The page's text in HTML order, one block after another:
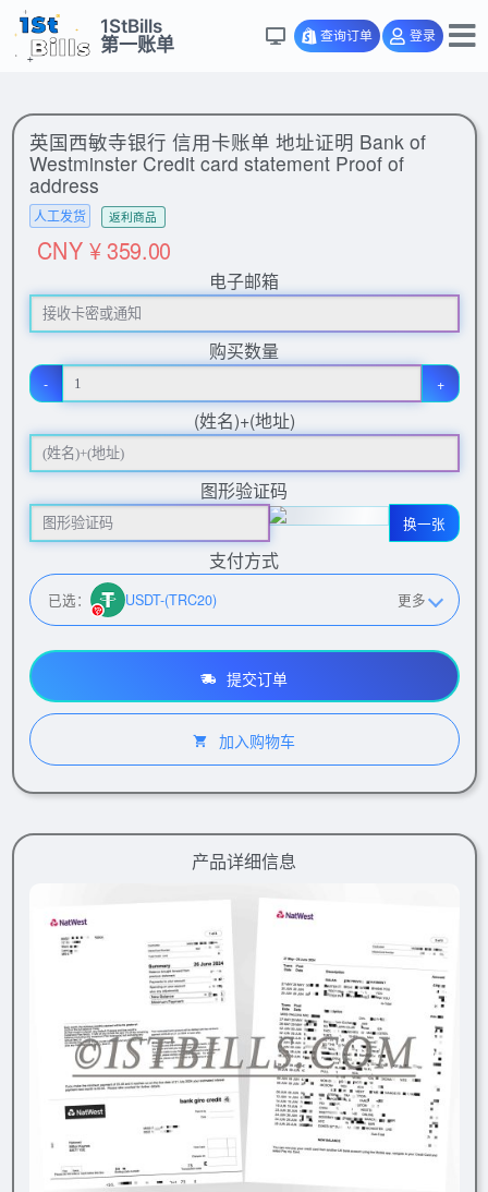
1StBills
第一账单
查询订单 登录
英国西敏寺银行 信用卡账单 地址证明 Bank of
Westminster Credit card statement Proof of
address
人工发货 返利商品
CNY ¥ 359.00
电子邮箱
购买数量
- +
(姓名)+(地址)
图形验证码
换一张
支付方式
已选： USDT-(TRC20) 更多
提交订单
加入购物车
产品详细信息